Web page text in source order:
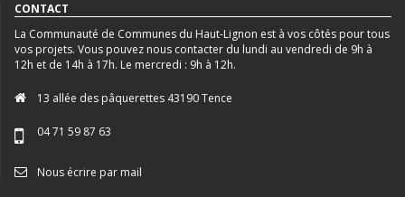
CONTACT
La Communauté de Communes du Haut-Lignon est à vos côtés pour tous
vos projets. Vous pouvez nous contacter du lundi au vendredi de 9h à
12h et de 14h à 17h. Le mercredi : 9h à 12h.
13 allée des pâquerettes 43190 Tence
04 71 59 87 63
Nous écrire par mail